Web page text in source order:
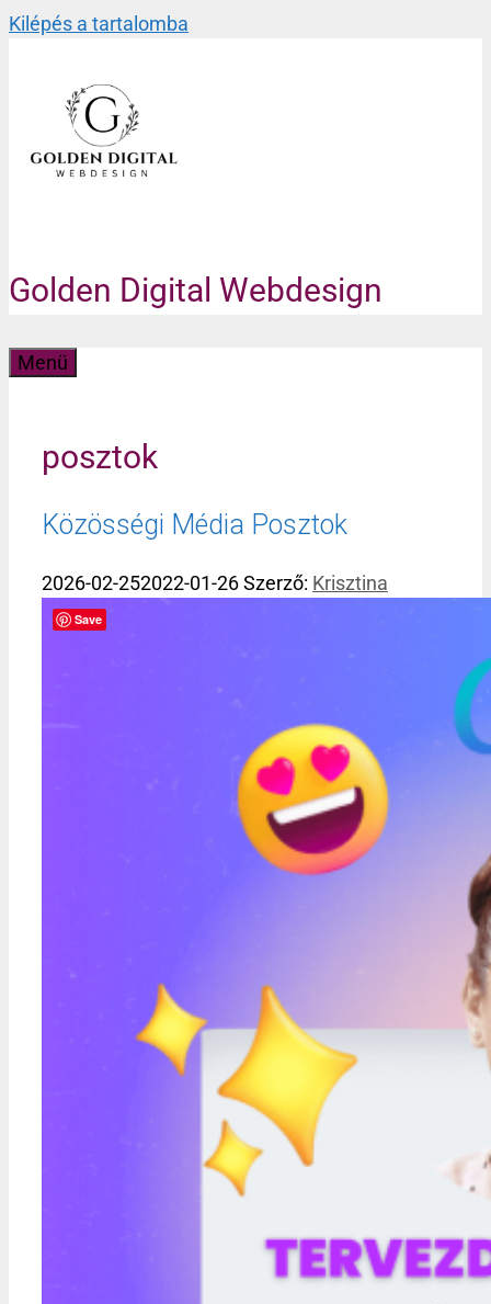
Kilépés a tartalomba
Golden Digital Webdesign
Menü
posztok
Közösségi Média Posztok
2026-02-252022-01-26Szerző: Krisztina
Save